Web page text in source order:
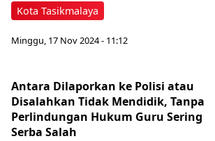
Kota Tasikmalaya
Minggu, 17 Nov 2024 - 11:12
Antara Dilaporkan ke Polisi atau
Disalahkan Tidak Mendidik, Tanpa
Perlindungan Hukum Guru Sering
Serba Salah